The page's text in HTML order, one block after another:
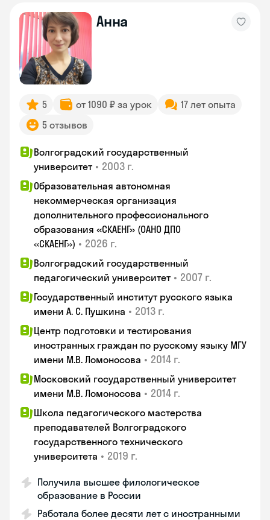
Анна
5 от 1090 ₽ за урок
17 лет опыта
5 отзывов
Волгоградский государственный
университет • 2003 г.
Образовательная автономная
некоммерческая организация
дополнительного профессионального
образования «СКАЕНГ» (ОАНО ДПО
«СКАЕНГ») • 2026 г.
Волгоградский государственный
педагогический университет • 2007 г.
Государственный институт русского языка
имени А. С. Пушкина • 2013 г.
Центр подготовки и тестирования
иностранных граждан по русскому языку МГУ
имени М.В. Ломоносова • 2014 г.
Московский государственный университет
имени М.В. Ломоносова • 2014 г.
Школа педагогического мастерства
преподавателей Волгоградского
государственного технического
университета • 2019 г.
Получила высшее филологическое
образование в России
Работала более десяти лет с иностранными